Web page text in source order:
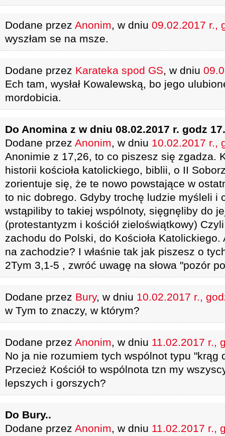
Dodane przez Anonim, w dniu 09.02.2017 r.,
wyszłam se na msze.
Dodane przez Karateka spod GS, w dniu
Ech tam, wysłał Kowalewską, bo jego
mordobicia.
Do Anomina z w dniu 08.02.2017 r. godz
Dodane przez Anonim, w dniu 10.02.2017 r.,
Anonimie z 17,26, to co piszesz się zgadza.
historii kościoła katolickiego, biblii, o II
zorientuje się, że te nowo powstające w
to nic dobrego. Gdyby trochę ludzie myśleli i
wstąpiliby to takiej wspólnoty, sięgnęliby do
(protestantyzm i kościół zieloświątkowy)
zachodu do Polski, do Kościoła Katolickiego.
na zachodzie? I właśnie tak jak piszesz o
2Tym 3,1-5 , zwróć uwagę na słowa "pozór
Dodane przez Bury, w dniu 10.02.2017 r.,
w Tym to znaczy, w którym?
Dodane przez Anonim, w dniu 11.02.2017 r.,
No ja nie rozumiem tych wspólnot typu "krąg
Przecież Kościół to wspólnota tzn my
lepszych i gorszych?
Do Bury..
Dodane przez Anonim, w dniu 11.02.2017 r.,